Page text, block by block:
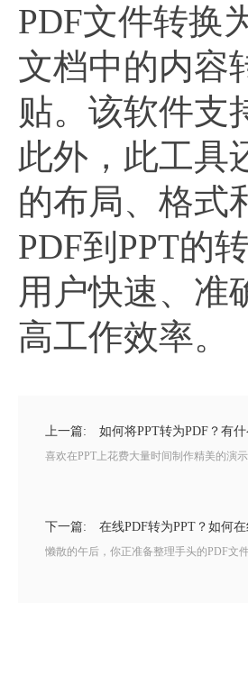
PDF文件转换
文档中的内容
贴。该软件支
此外，此工具
的布局、格式
PDF到PPT的
用户快速、准
高工作效率。
上一篇: 如何将PPT转为PDF？有
喜欢在PPT上花费大量时间制作精美的演
下一篇: 在线PDF转为PPT？如何
懒散的午后，你正准备整理手头的PDF文